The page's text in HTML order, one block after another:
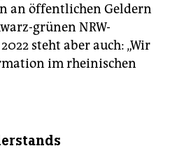
an öffentlichen Geldern
grünen NRW-
steht aber auch: „Wir
im rheinischen